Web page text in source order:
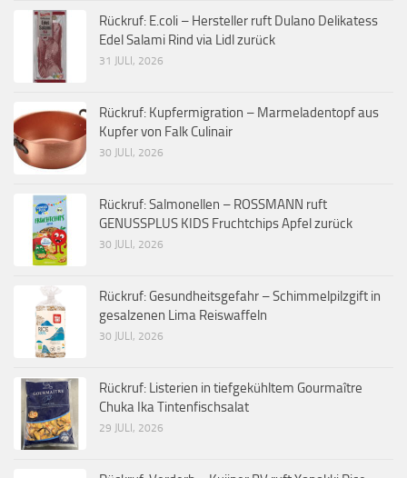
Rückruf: E.coli – Hersteller ruft Dulano Delikatess
Edel Salami Rind via Lidl zurück
31 JULI, 2026
Rückruf: Kupfermigration – Marmeladentopf aus
Kupfer von Falk Culinair
30 JULI, 2026
Rückruf: Salmonellen – ROSSMANN ruft
GENUSSPLUS KIDS Fruchtchips Apfel zurück
30 JULI, 2026
Rückruf: Gesundheitsgefahr – Schimmelpilzgift in
gesalzenen Lima Reiswaffeln
30 JULI, 2026
Rückruf: Listerien in tiefgekühltem Gourmaître
Chuka Ika Tintenfischsalat
29 JULI, 2026